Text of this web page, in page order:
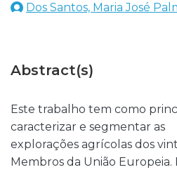
Dos Santos, Maria José
Abstract(s)
Este trabalho tem como
caracterizar e segmentar as
explorações agrícolas dos
Membros da União Europeia.